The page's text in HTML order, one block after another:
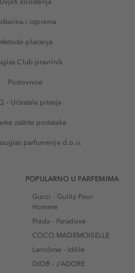
i otprema
plaćanja
Club pravilnik
Poslovnice
– Učestala pitanja
zaštite podataka
parfumerije d.o.o.
POPULARNO U PARFEMIMA
Gucci - Guilty Pour
Homme
Prada - Paradoxe
COCO MADEMOISELLE
Lancôme - Idôle
DIOR - J’ADORE